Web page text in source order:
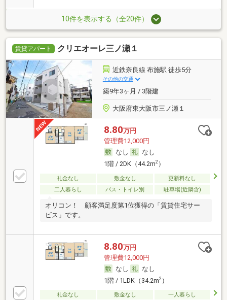
10件を表示する（全20件）
賃貸アパート クリエオーレ三ノ瀬１
近鉄奈良線 布施駅 徒歩5分
その他の交通
築9年3ヶ月 / 3階建
大阪府東大阪市三ノ瀬１
8.80万円
管理費12,000円
なし
なし
1階 / 2DK（44.2m2）
礼金なし 敷金なし
更新料なし
二人暮らし
バス・トイレ別 駐車場(近隣含)
オリコン！ 顧客満足度第1位獲得の「賃貸住宅サー
ビス」です。
8.80万円
管理費12,000円
なし
なし
1階 / 1LDK（34.2m2）
礼金なし 敷金なし 一人暮らし